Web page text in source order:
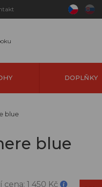
DOPLŇKY
blue
blue
cena:1 450 Kč